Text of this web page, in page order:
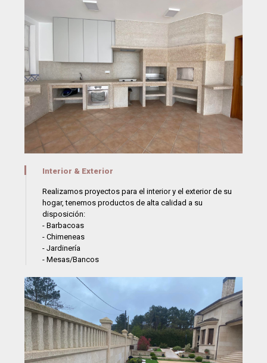
Interior & Exterior
Realizamos proyectos para el interior y el exterior de su
hogar, tenemos productos de alta calidad a su
disposición:
- Barbacoas
- Chimeneas
- Jardinería
- Mesas/Bancos